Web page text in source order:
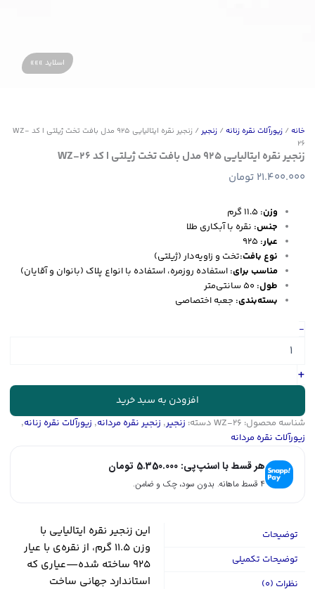
خانه / زیورآلات نقره زنانه / زنجیر
/ زنجیر نقره ایتالیایی ۹۲۵ مدل بافت تخت ژیلتی | کد WZ-
26
زنجیر نقره ایتالیایی ۹۲۵ مدل بافت تخت ژیلتی | کد WZ-26
21.400.000 تومان
وزن:
جنس: نقره با آبکاری طلا
عیار:
نوع بافت:تخت و زاویه‌دار (ژیلتی)
مناسب برای: استفاده روزمره، استفاده با انواع پلاک (بانوان و آقایان)
طول:
بسته‌بندی: جعبه اختصاصی
-
ایتالیایی
۹۲۵
مدل
تخت
ژیلتی
|
WZ-
26
+
افزودن به سبد خرید
شناسه محصول: WZ-26 دسته: زنجیر, زنجیر نقره مردانه, زیورآلات نقره زنانه,
زیورآلات نقره مردانه
هر قسط با اسنپ‌پی: 5.350.000 تومان
۴ قسط ماهانه. بدون سود، چک و ضامن.
توضیحات
توضیحات تکمیلی
نظرات (0)
این زنجیر نقره ایتالیایی با
وزن ۱۱.۵ گرم، از نقره‌ی با عیار
۹۲۵ ساخته شده—عیاری که
استاندارد جهانی ساخت